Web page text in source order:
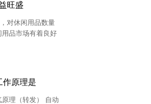
旺盛
对休闲用品数量
品市场有着良好
作原理是
理（转发） 自动